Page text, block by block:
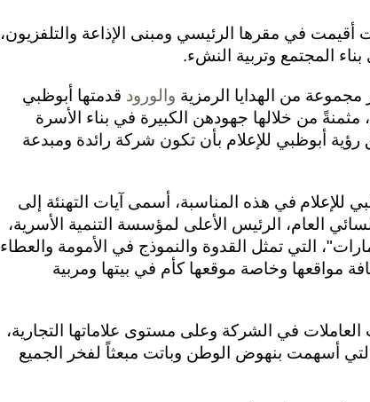
أقيمت في مقرها الرئيسي ومبنى الإذاعة والتلفزيون،
المجتمع وتربية النشء.
من الهدايا الرمزية والورود قدمتها أبوظبي
من خلالها جهودهن الكبيرة في بناء الأسرة
أبوظبي للإعلام بأن تكون شركة رائدة ومبدعة
للإعلام في هذه المناسبة، أسمى آيات التهنئة إلى
العام، الرئيس الأعلى لمؤسسة التنمية الأسرية،
التي تمثل القدوة والنموذج في الأمومة والعطاء
مواقعها وخاصة موقعها كأم في بيتها ومربية
العاملات في الشركة وعلى مستوى علاماتها التجارية،
أسهمت بنهوض الوطن وباتت مبعثاً لفخر الجميع